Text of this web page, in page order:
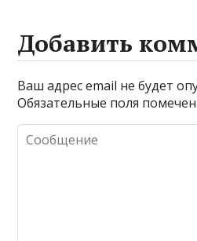
Добавить
Ваш адрес email не будет
Обязательные поля